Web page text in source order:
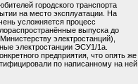
городского транспорта
на место эксплуатации. На
усложняется процесс
выпуска до
электростанций),
электростанции ЭСУ1/1а.
предприятия, что опять же
по написанному на ней